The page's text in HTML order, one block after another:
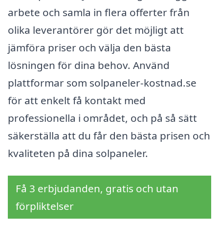
arbete och samla in flera offerter från
olika leverantörer gör det möjligt att
jämföra priser och välja den bästa
lösningen för dina behov. Använd
plattformar som solpaneler-kostnad.se
för att enkelt få kontakt med
professionella i området, och på så sätt
säkerställa att du får den bästa prisen och
kvaliteten på dina solpaneler.
Få 3 erbjudanden, gratis och utan
förpliktelser